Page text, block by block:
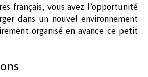
français, vous avez l’opportunité
dans un nouvel environnement
organisé en avance ce petit